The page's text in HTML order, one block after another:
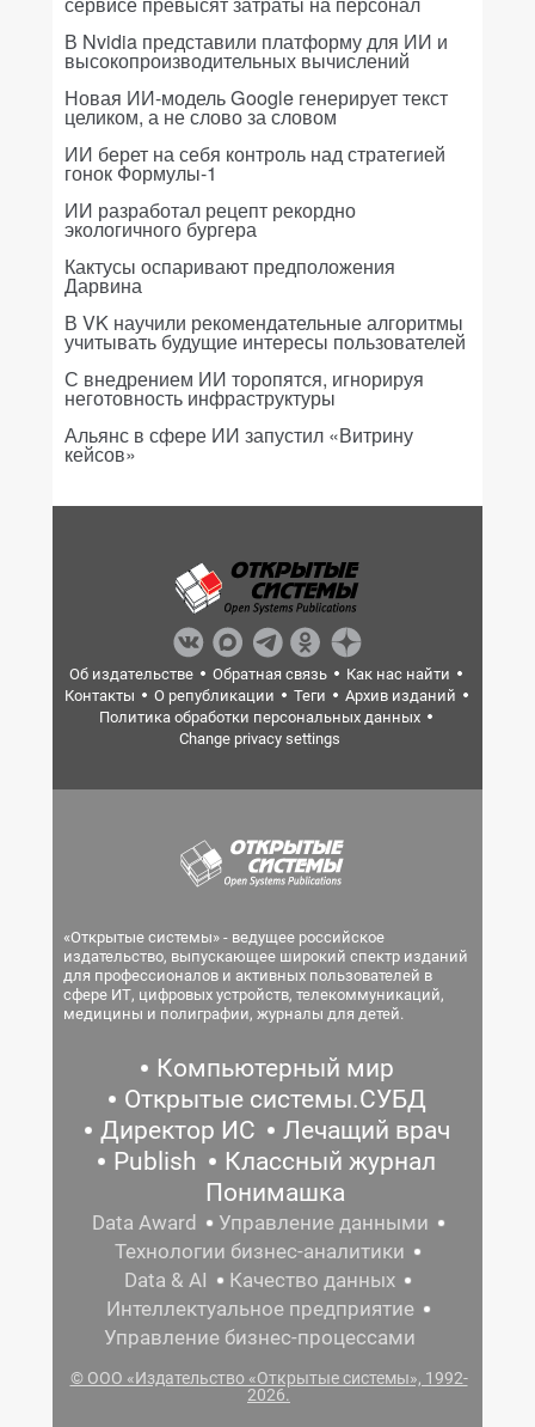
В Nvidia представили платформу для ИИ и
высокопроизводительных вычислений
Новая ИИ-модель Google генерирует текст
целиком, а не слово за словом
ИИ берет на себя контроль над стратегией
гонок Формулы-1
ИИ разработал рецепт рекордно
экологичного бургера
Кактусы оспаривают предположения
Дарвина
В VK научили рекомендательные алгоритмы
учитывать будущие интересы пользователей
С внедрением ИИ торопятся, игнорируя
неготовность инфраструктуры
Альянс в сфере ИИ запустил «Витрину
кейсов»
Об издательстве Обратная связь
Как нас найти
Контакты
О републикации Теги
Архив изданий
Политика обработки персональных данных
Change privacy settings
«Открытые системы» - ведущее российское
издательство, выпускающее широкий спектр изданий
для профессионалов и активных пользователей в
сфере ИТ, цифровых устройств, телекоммуникаций,
медицины и полиграфии, журналы для детей.
Компьютерный мир
Открытые системы.СУБД
Директор ИС
Лечащий врач
Publish
Классный журнал
Понимашка
Data Award
Управление данными
Технологии бизнес-аналитики
Data & AI
Качество данных
Интеллектуальное предприятие
Управление бизнес-процессами
© ООО «Издательство «Открытые системы», 1992-
2026.